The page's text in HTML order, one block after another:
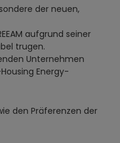
der neuen,
aufgrund seiner
trugen.
Unternehmen
Energy-
den Präferenzen der